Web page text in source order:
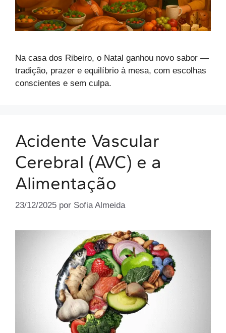
Na casa dos Ribeiro, o Natal ganhou novo sabor —
tradição, prazer e equilíbrio à mesa, com escolhas
conscientes e sem culpa.
Acidente Vascular
Cerebral (AVC) e a
Alimentação
23/12/2025 por Sofia Almeida